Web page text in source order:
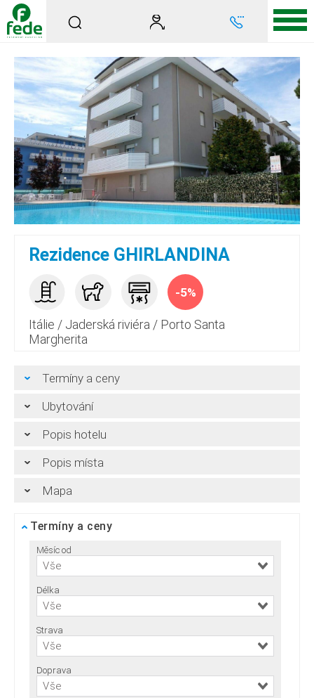
Rezidence GHIRLANDINA
-5%
Itálie / Jaderská riviéra / Porto Santa
Margherita
Termíny a ceny
Ubytování
Popis hotelu
Popis místa
Mapa
Termíny a ceny
Měsíc od
Vše
Délka
Vše
Strava
Vše
Doprava
Vše